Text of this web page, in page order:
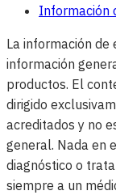
Información
La información
información
productos. El
dirigido
acreditados y no
general. Nada en
diagnóstico o
siempre a un